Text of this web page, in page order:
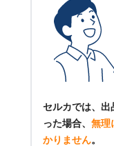
セルカでは、出
った場合、 無理
かりません。